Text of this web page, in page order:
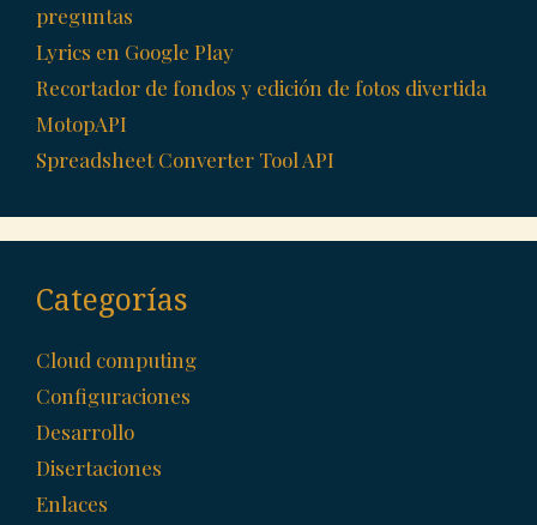
preguntas
Lyrics en Google Play
Recortador de fondos y edición de fotos divertida
MotopAPI
Spreadsheet Converter Tool API
Categorías
Cloud computing
Configuraciones
Desarrollo
Disertaciones
Enlaces